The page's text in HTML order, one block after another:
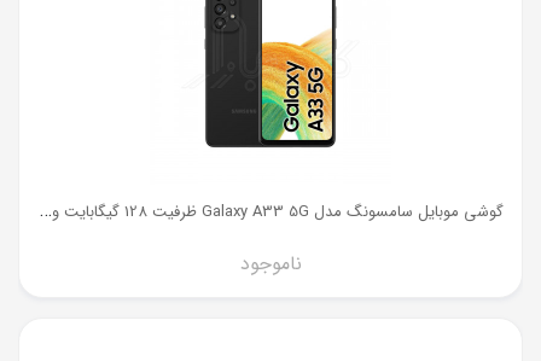
گ
وشی موبایل سامسونگ مدل Galaxy A33 5G ظرفیت 128 گیگابایت و رم 8 گیگ
ناموجود